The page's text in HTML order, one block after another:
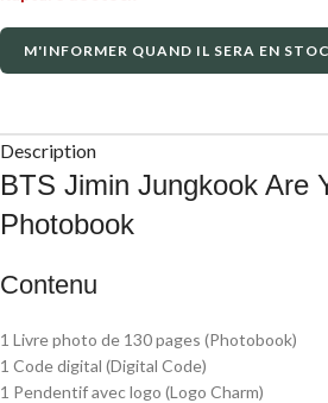
M'INFORMER QUAND IL SERA EN
Description
BTS Jimin Jungkook Are
Photobook
Contenu
1 Livre photo de 130 pages (Photobook)
1 Code digital (Digital Code)
1 Pendentif avec logo (Logo Charm)